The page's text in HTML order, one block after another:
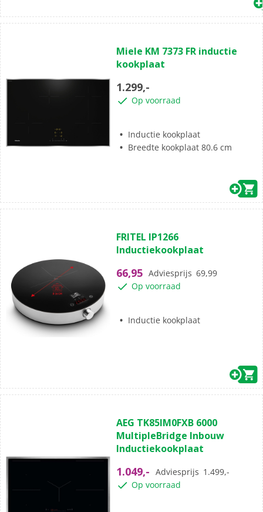
van
de
sterren.
Miele KM 7373 FR inductie
kookplaat
1.299,-
Op voorraad
Inductie kookplaat
Breedte kookplaat 80.6 cm
van
de
sterren.
FRITEL IP1266
Inductiekookplaat
66,95 Adviesprijs 69,99
Op voorraad
Inductie kookplaat
van
de
5
AEG TK85IM0FXB 6000
MultipleBridge Inbouw
Inductiekookplaat
1.049,- Adviesprijs 1.499,-
Op voorraad